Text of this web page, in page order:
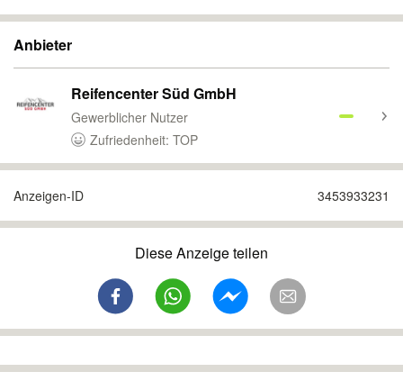
Anbieter
Reifencenter Süd GmbH
Gewerblicher Nutzer
Zufriedenheit: TOP
Anzeigen-ID 3453933231
Diese Anzeige teilen